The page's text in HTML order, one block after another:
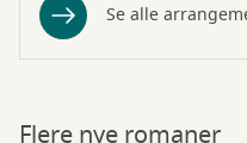
Se alle
Flere nye romaner